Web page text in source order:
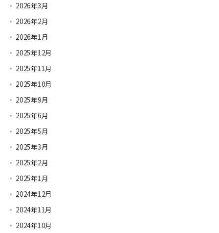
2026年3月
2026年2月
2026年1月
2025年12月
2025年11月
2025年10月
2025年9月
2025年6月
2025年5月
2025年3月
2025年2月
2025年1月
2024年12月
2024年11月
2024年10月